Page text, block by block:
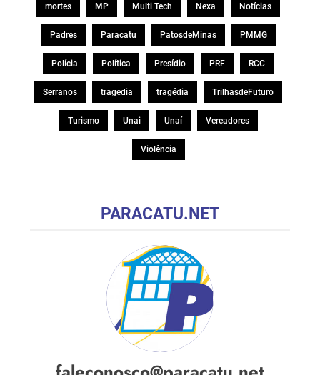
mortes MP Multi Tech Nexa Notícias
Padres Paracatu PatosdeMinas PMMG
Polícia Política Presídio PRF RCC
Serranos tragedia tragédia TrilhasdeFuturo
Turismo Unai Unaí Vereadores
Violência
PARACATU.NET